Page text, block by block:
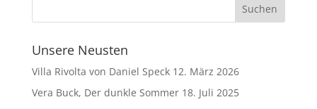
Unsere Neusten
Villa Rivolta von Daniel Speck 12. März 2026
Vera Buck, Der dunkle Sommer 18. Juli 2025